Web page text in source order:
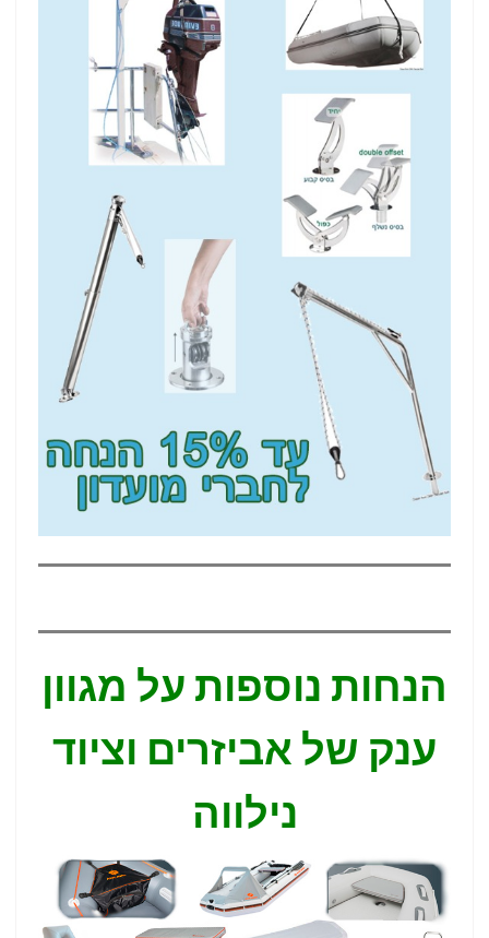
הנחות נוספות על מגוון
ענק של אביזרים וציוד
נילווה